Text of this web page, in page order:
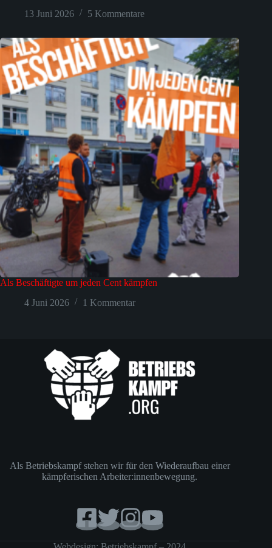
13 Juni 2026
5 Kommentare
Als Beschäftigte um jeden Cent kämpfen
4 Juni 2026
1 Kommentar
Als Betriebskampf stehen wir für den Wiederaufbau einer
kämpferischen Arbeiter:innenbewegung.